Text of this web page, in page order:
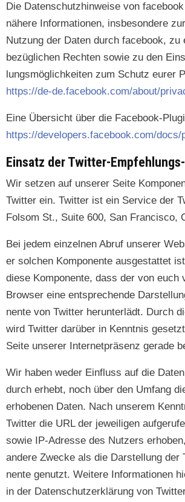
Die Daten­schutzhin­weise von
nähere Infor­ma­tio­nen, ins­beson­dere
Nutzung der Dat­en durch face­book,
bezüglichen Recht­en sowie zu den
lungsmöglichkeit­en zum Schutz eur­er
https://de-de.facebook.com/about/
Eine Über­sicht über die Face­book-
https://developers.facebook.com/docs/
Einsatz der Twitter-
Wir set­zen auf unser­er Seite
Twit­ter ein. Twit­ter ist ein Ser­vice der
Fol­som St., Suite 600, San Fran­cis­co,
Bei jedem einzel­nen Abruf unser­er
er solchen Kom­po­nente aus­ges­tat­tet
diese Kom­po­nente, dass der von euch
Brows­er eine entsprechende
nente von Twit­ter herun­ter­lädt. Durch
wird Twit­ter darüber in Ken­nt­nis
Seite unser­er Inter­net­präsenz ger­ade
Wir haben wed­er Ein­fluss auf die
durch erhebt, noch über den Umfang
erhobe­nen Dat­en. Nach unserem
Twit­ter die URL der jew­eili­gen
sowie IP-Adresse des Nutzers
andere Zwecke als die Darstel­lung der
nente genutzt. Weit­ere Infor­ma­tio­nen
in der Daten­schutzerk­lärung von